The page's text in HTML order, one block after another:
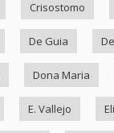
Crisostomo
De Guia
Dona Maria
E. Vallejo